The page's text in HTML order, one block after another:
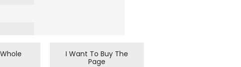
I Want To Buy The
Page